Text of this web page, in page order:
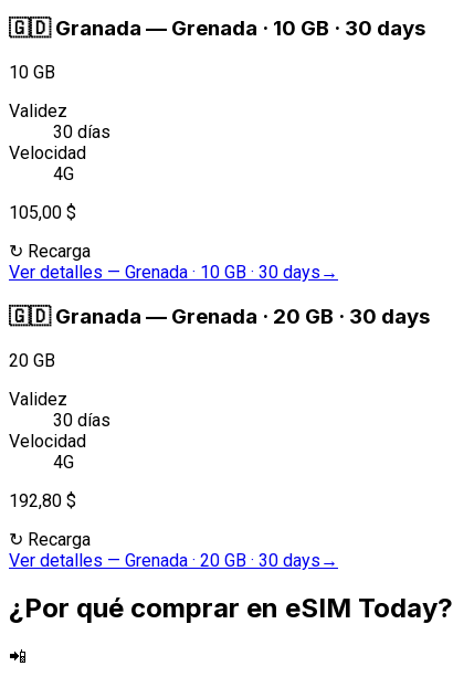
🇬🇩 Granada — Grenada · 10 GB · 30 days
10 GB
Validez
30 días
Velocidad
4G
105,00 $
↻ Recarga
Ver detalles — Grenada · 10 GB · 30 days →
🇬🇩 Granada — Grenada · 20 GB · 30 days
20 GB
Validez
30 días
Velocidad
4G
192,80 $
↻ Recarga
Ver detalles — Grenada · 20 GB · 30 days →
¿Por qué comprar en eSIM Today?
📲